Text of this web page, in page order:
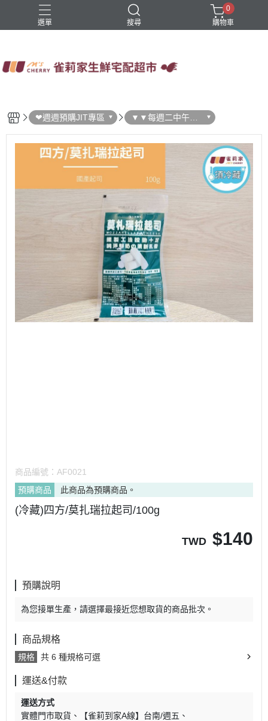
選單 搜尋
0
購物車
❤週週預購JIT專區
▼▼每週二中午結
單▼▼
商品編號： AF0021
預購商品
此商品為預購商品。
(冷藏)四方/莫扎瑞拉起司/100g
TWD $140
預購說明
為您接單生產，請選擇最接近您想取貨的商品批次。
商品規格
規格 共 6 種規格可選
運送&付款
運送方式
實體門市取貨
【雀莉到家A線】台南/週五